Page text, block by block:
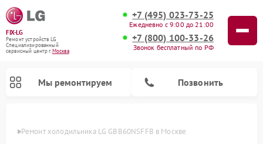
FIX-LG
Ремонт устройств LG
Специализированный
cервисный центр г.Москва
+7 (495) 023-73-25
Ежедневно с 9:00 до 21:00
+7 (800) 100-33-26
Звонок бесплатный по РФ
Мы ремонтируем Позвонить
Ремонт холодильника LG GBB60NSFFB в Москве